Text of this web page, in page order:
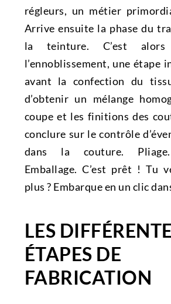
régleurs, un métier
Arrive ensuite la phase du
la teinture. C’est alors
l’ennoblissement, une étape
avant la confection du
d’obtenir un mélange
coupe et les finitions des
conclure sur le contrôle
dans la couture. Pliage.
Emballage. C’est prêt ! Tu
plus ? Embarque en un clic
LES
ÉTAPES DE
FABRICATION